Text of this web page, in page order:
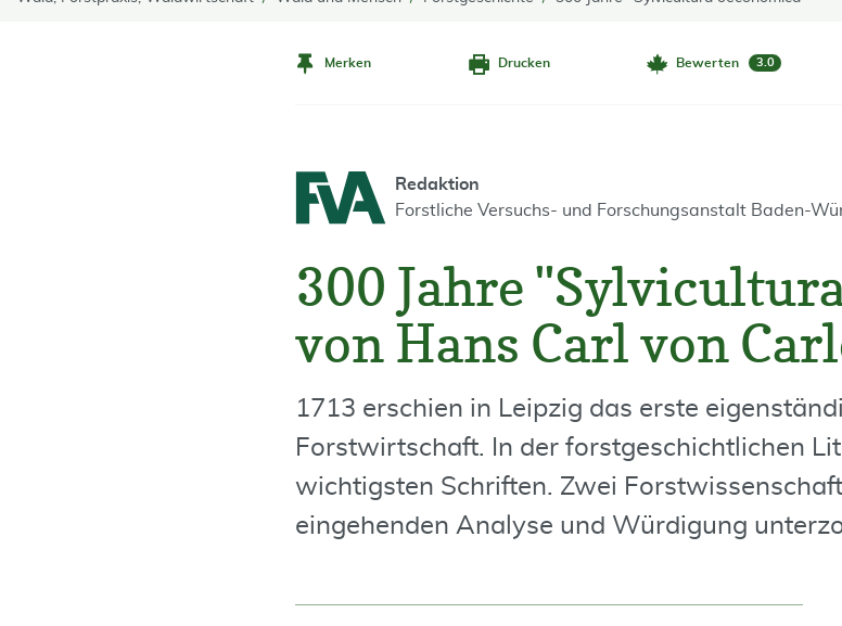
Merken Drucken Bewerten 3.0
Redaktion
Forstliche Versuchs- und Forschungsanstalt Baden-
300 Jahre
von Hans Carl von
1713 erschien in Leipzig das erste
Forstwirtschaft. In der forstgeschichtlichen
wichtigsten Schriften. Zwei
eingehenden Analyse und Würdigung